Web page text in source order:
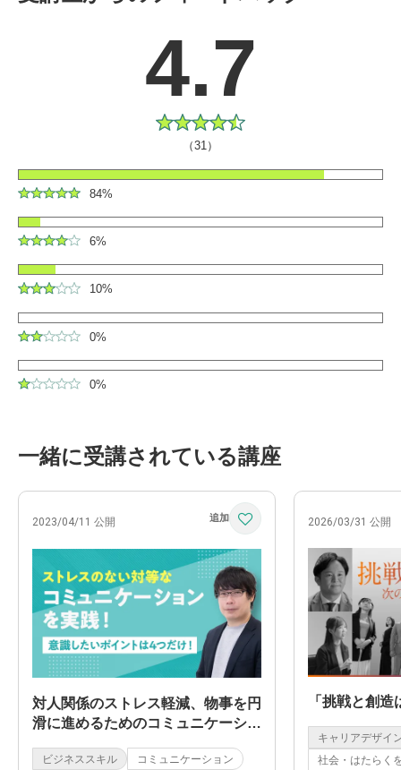
4.7
（31）
84%
6%
10%
0%
0%
一緒に受講されている講座
2023/04/11 公開
対人関係のストレス軽減、物事を円
滑に進めるためのコミュニケーショ
ビジネススキル コミュニケーション
2026/03/31 公開
「挑戦と創
キャリアデザイ
社会・はたらく